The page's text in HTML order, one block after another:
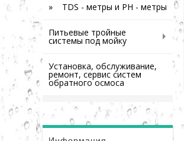
» TDS - метры и PH - метры
Питьевые тройные
системы под мойку
Установка, обслуживание,
ремонт, сервис систем
обратного осмоса